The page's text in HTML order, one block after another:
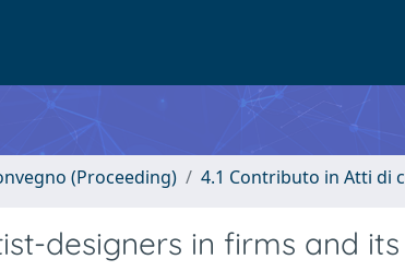
(Proceeding) 4.1 Contributo in Atti di
designers in firms and